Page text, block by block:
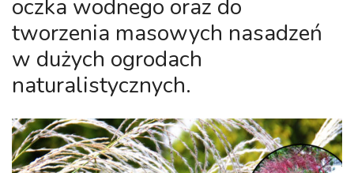
oczka wodnego oraz do
tworzenia masowych nasadzeń
w dużych ogrodach
naturalistycznych.